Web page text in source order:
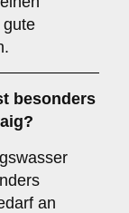
gute
besonders
an